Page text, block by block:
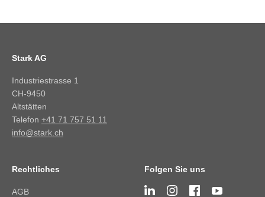
Stark AG
Industriestrasse 1
CH-9450
Altstätten
Telefon +41 71 757 51 11
info@stark.ch
Rechtliches
AGB
Folgen Sie uns